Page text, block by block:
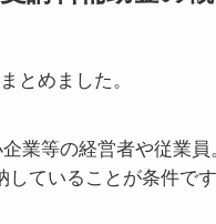
とめました。
業等の経営者や従業
ていることが条件です